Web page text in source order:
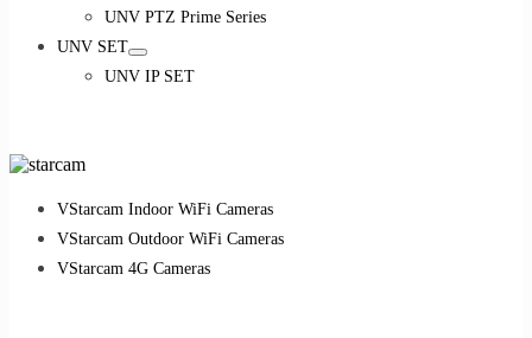
UNV PTZ Prime Series
UNV SET
UNV IP SET
VStarcam Indoor WiFi Cameras
VStarcam Outdoor WiFi Cameras
VStarcam 4G Cameras